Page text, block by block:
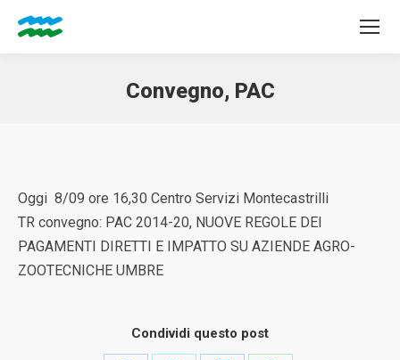
Convegno, PAC
Oggi 8/09 ore 16,30 Centro Servizi Montecastrilli
TR convegno: PAC 2014-20, NUOVE REGOLE DEI
PAGAMENTI DIRETTI E IMPATTO SU AZIENDE AGRO-
ZOOTECNICHE UMBRE
Condividi questo post